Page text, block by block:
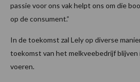
passie voor ons vak helpt ons om die
op de consument.”
In de toekomst zal Lely op diverse
toekomst van het melkveebedrijf
voeren.